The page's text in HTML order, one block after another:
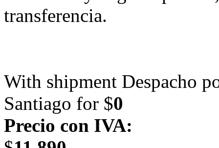
transferencia.
With shipment Despacho
Santiago for $0
Precio con IVA: